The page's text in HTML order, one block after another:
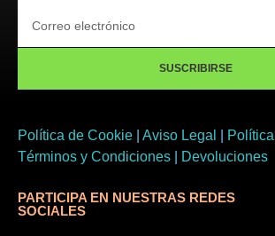
SUSCRIBIRSE
Política de Cookie Aviso Legal
Términos y Condiciones
Devoluciones
PARTICIPA EN NUESTRAS REDES
SOCIALES